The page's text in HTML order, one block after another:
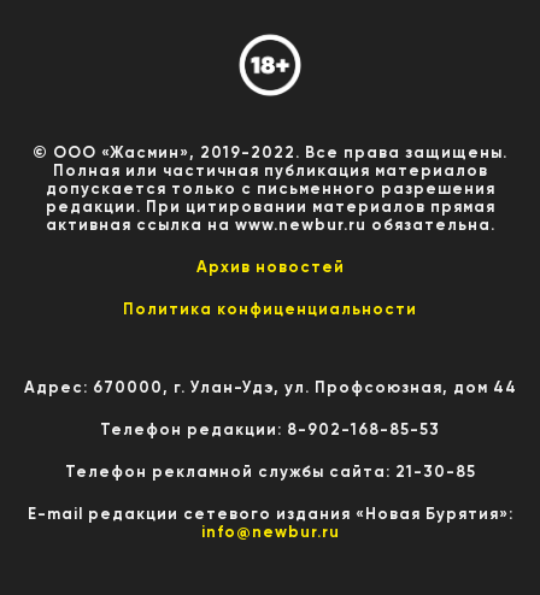
© ООО «Жасмин», 2019-2022. Все права защищены.
Полная или частичная публикация материалов
допускается только с письменного разрешения
редакции. При цитировании материалов прямая
активная ссылка на www.newbur.ru обязательна.
Архив новостей
Политика конфиценциальности
Адрес: 670000, г. Улан-Удэ, ул. Профсоюзная, дом 44
Телефон редакции: 8-902-168-85-53
Телефон рекламной службы сайта: 21-30-85
E-mail редакции сетевого издания «Новая Бурятия»:
info@newbur.ru